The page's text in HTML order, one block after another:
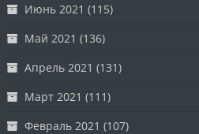
Июнь 2021 (115)
Май 2021 (136)
Апрель 2021 (131)
Март 2021 (111)
Февраль 2021 (107)